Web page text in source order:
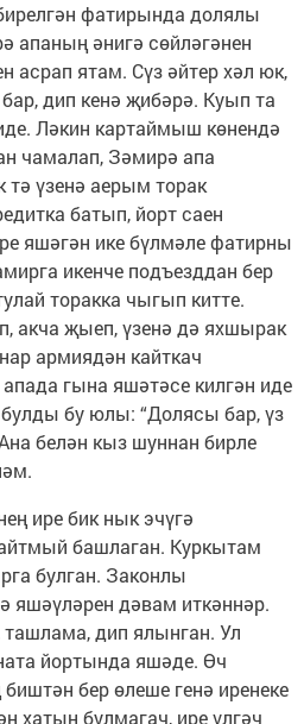
фатирында долялы
апаның әнигә сөйләгәнен
асрап ятам. Сүз әйтер хәл юк,
дип кенә җибәрә. Куып та
Ләкин картаймыш көнендә
чамалап, Зәмирә апа
үзенә аерым торак
батып, йорт саен
яшәгән ике бүлмәле фатирны
икенче подъезддан бер
торакка чыгып китте.
акча җыеп, үзенә дә яхшырак
армиядән кайткач
гына яшәтәсе килгән иде
бу юлы: “Долясы бар, үз
белән кыз шуннан бирле
ире бик нык эчүгә
башлаган. Куркытам
булган. Законлы
яшәүләрен дәвам иткәннәр.
дип ялынган. Ул
йортында яшәде. Өч
бер өлеше генә иренеке
хатын булмагач, ире үлгәч